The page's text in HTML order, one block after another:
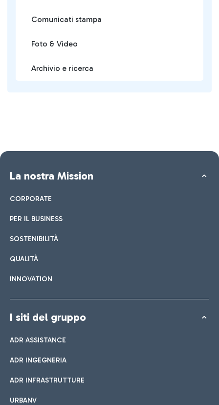
Comunicati stampa
Foto & Video
Archivio e ricerca
La nostra Mission
CORPORATE
PER IL BUSINESS
SOSTENIBILITÀ
QUALITÀ
INNOVATION
I siti del gruppo
ADR ASSISTANCE
ADR INGEGNERIA
ADR INFRASTRUTTURE
URBANV